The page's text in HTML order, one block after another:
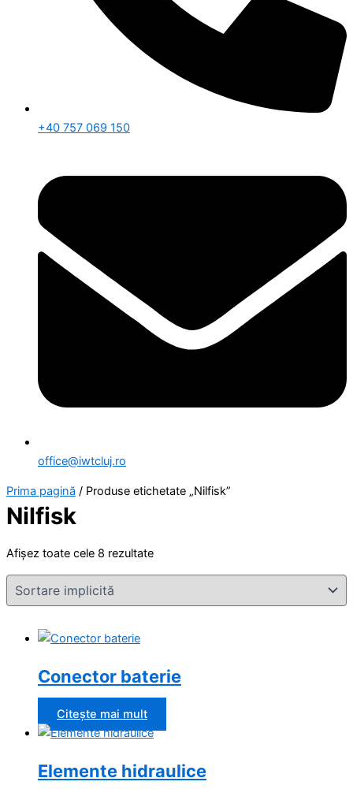
+40 757 069 150
office@iwtcluj.ro
Prima pagină / Produse etichetate „Nilfisk”
Nilfisk
Afișez toate cele 8 rezultate
Conector baterie
Citește mai mult
Elemente hidraulice